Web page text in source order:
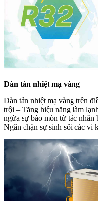
Dàn tản nhiệt mạ vàng
Dàn tản nhiệt mạ vàng trên
trội – Tăng hiệu năng làm
ngừa sự bào mòn từ tác
Ngăn chặn sự sinh sôi các vi